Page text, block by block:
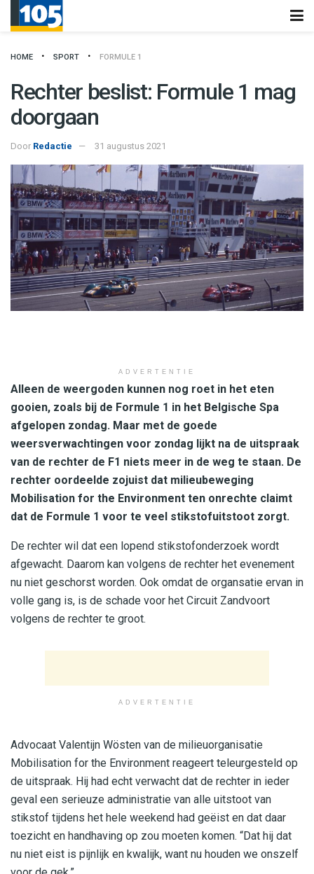
HOME SPORT FORMULE 1
Rechter beslist: Formule 1 mag
doorgaan
Door Redactie 31 augustus 2021
ADVERTENTIE
Alleen de weergoden kunnen nog roet in het eten
gooien, zoals bij de Formule 1 in het Belgische Spa
afgelopen zondag. Maar met de goede
weersverwachtingen voor zondag lijkt na de uitspraak
van de rechter de F1 niets meer in de weg te staan. De
rechter oordeelde zojuist dat milieubeweging
Mobilisation for the Environment ten onrechte claimt
dat de Formule 1 voor te veel stikstofuitstoot zorgt.
De rechter wil dat een lopend stikstofonderzoek wordt
afgewacht. Daarom kan volgens de rechter het evenement
nu niet geschorst worden. Ook omdat de organsatie ervan in
volle gang is, is de schade voor het Circuit Zandvoort
volgens de rechter te groot.
ADVERTENTIE
Advocaat Valentijn Wösten van de milieuorganisatie
Mobilisation for the Environment reageert teleurgesteld op
de uitspraak. Hij had echt verwacht dat de rechter in ieder
geval een serieuze administratie van alle uitstoot van
stikstof tijdens het hele weekend had geëist en dat daar
toezicht en handhaving op zou moeten komen. “Dat hij dat
nu niet eist is pijnlijk en kwalijk, want nu houden we onszelf